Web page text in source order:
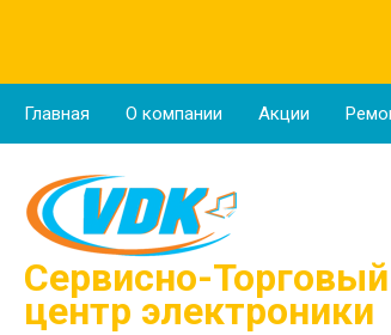
Новости
Отзывы о нас
Напишите нам
Главная О компании Акции
Сервисно-Торговый
центр электроники